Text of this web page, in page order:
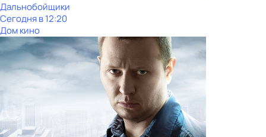
Дальнобойщики
Сегодня в 12:20
Дом кино